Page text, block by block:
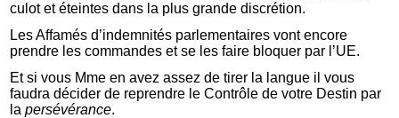
culot et éteintes dans la plus grande discrétion.
Les Affamés d’indemnités parlementaires vont encore
prendre les commandes et se les faire bloquer par l’UE.
Et si vous Mme en avez assez de tirer la langue il vous
faudra décider de reprendre le Contrôle de votre Destin par
lapersévérance.